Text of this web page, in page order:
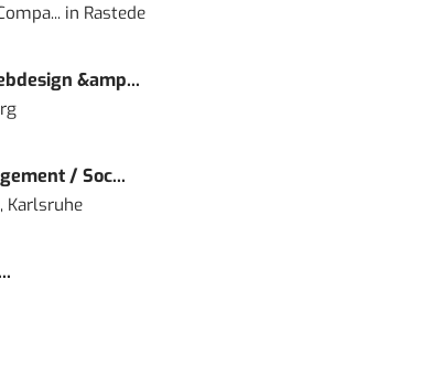
in Rastede
&amp...
/ Soc...
Karlsruhe